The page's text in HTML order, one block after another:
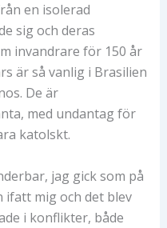
en isolerad
sig och deras
invandrare för 150 år
är så vanlig i Brasilien
De är
med undantag för
katolskt.
jag gick som på
ifatt mig och det blev
i konflikter, både